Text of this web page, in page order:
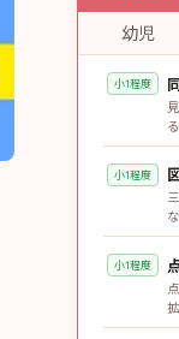
幼児
小1程度
小1程度
小1程度